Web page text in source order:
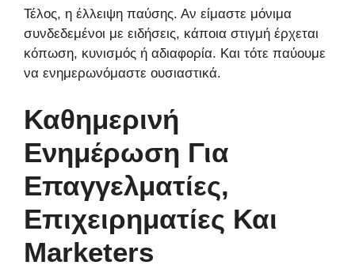
Τέλος, η έλλειψη παύσης. Αν είμαστε μόνιμα
συνδεδεμένοι με ειδήσεις, κάποια στιγμή έρχεται
κόπωση, κυνισμός ή αδιαφορία. Και τότε παύουμε
να ενημερωνόμαστε ουσιαστικά.
Καθημερινή
Ενημέρωση Για
Επαγγελματίες,
Επιχειρηματίες Και
Marketers